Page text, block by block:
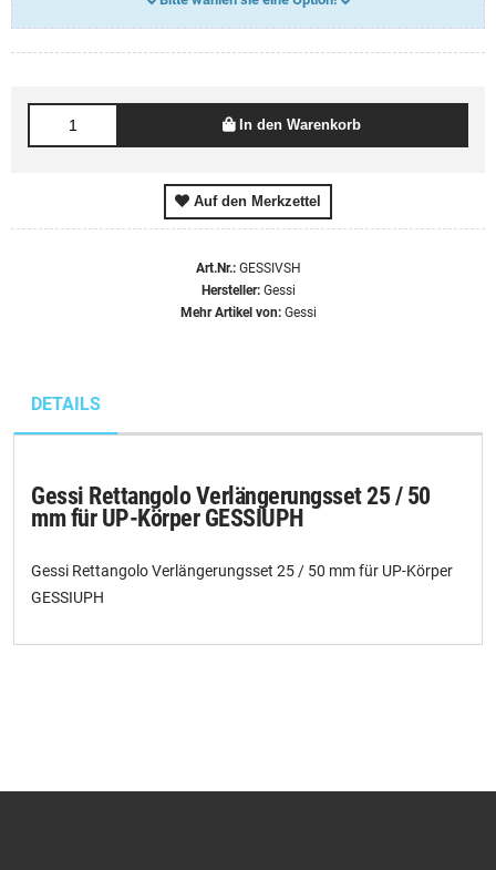
In den Warenkorb
Auf den Merkzettel
Art.Nr.:GESSIVSH
Hersteller: Gessi
Mehr Artikel von: Gessi
DETAILS
Gessi Rettangolo Verlängerungsset 25 / 50
mm für UP-Körper GESSIUPH
Gessi Rettangolo Verlängerungsset 25 / 50 mm für UP-Körper
GESSIUPH